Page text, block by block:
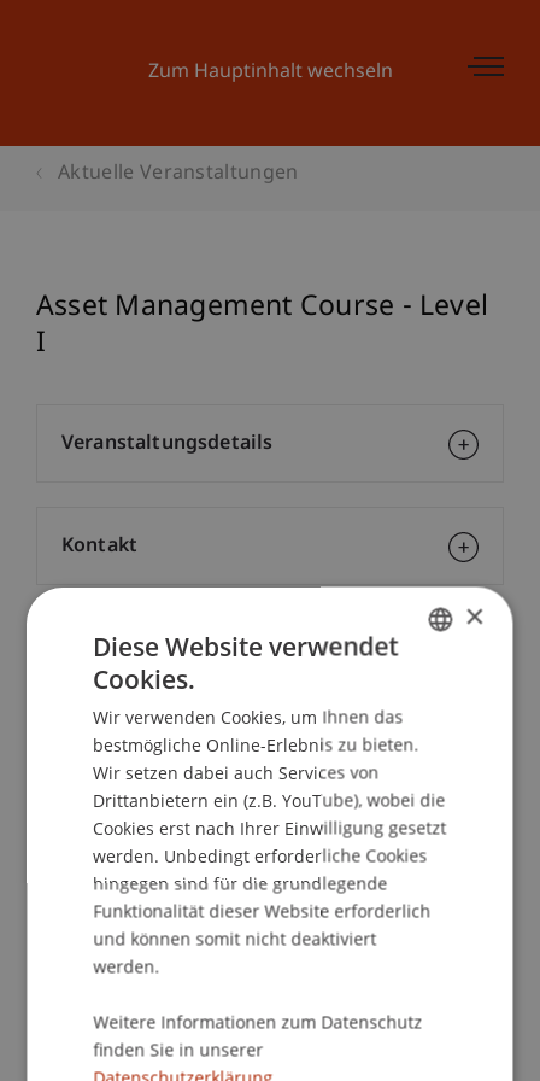
Zum Hauptinhalt wechseln
Aktuelle Veranstaltungen
Asset Management Course - Level
I
Dozierende:
François E. Aubert
Reto Silvani
School/Professur:
Institut für Finanzdienstleistungen
The Asset Management Course aims to refresh
the competences and knowledge of the
participants. It includes elements of financial
analysis, asset selection, portfolio management
and ongoing monitoring of investments.
professional management of various assets to
meet specified investment goals for the benefit of
Veranstaltungsdetails
Kontakt
×
Diese Website verwendet
Cookies.
Wir verwenden Cookies, um Ihnen das
bestmögliche Online-Erlebnis zu bieten.
Wir setzen dabei auch Services von
Drittanbietern ein (z.B. YouTube), wobei die
Cookies erst nach Ihrer Einwilligung gesetzt
werden. Unbedingt erforderliche Cookies
hingegen sind für die grundlegende
Funktionalität dieser Website erforderlich
und können somit nicht deaktiviert
werden.
Weitere Informationen zum Datenschutz
finden Sie in unserer